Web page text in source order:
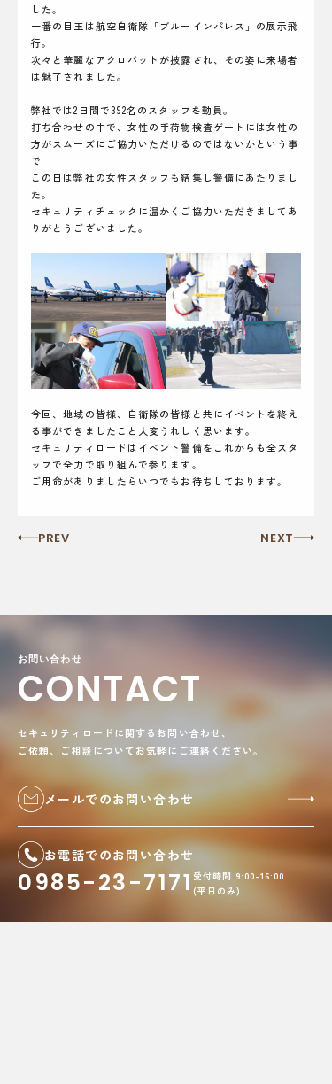
した。
一番の目玉は航空自衛隊「ブルーインパレス」の展示飛
行。
次々と華麗なアクロバットが披露され、その姿に来場者
は魅了されました。
弊社では2日間で392名のスタッフを動員。
打ち合わせの中で、女性の手荷物検査ゲートには女性の
方がスムーズにご協力いただけるのではないかという事
で
この日は弊社の女性スタッフも結集し警備にあたりまし
た。
セキュリティチェックに温かくご協力いただきましてあ
りがとうございました。
今回、地域の皆様、自衛隊の皆様と共にイベントを終え
る事ができましたこと大変うれしく思います。
セキュリティロードはイベント警備をこれからも全スタ
ッフで全力で取り組んで参ります。
ご用命がありましたらいつでもお待ちしております。
PREV NEXT
お問い合わせ
CONTACT
セキュリティロードに関するお問い合わせ、
ご依頼、ご相談についてお気軽にご連絡ください。
メールでのお問い合わせ
お電話でのお問い合わせ
0985-23-7171 受付時間 9:00-16:00
(平日のみ)